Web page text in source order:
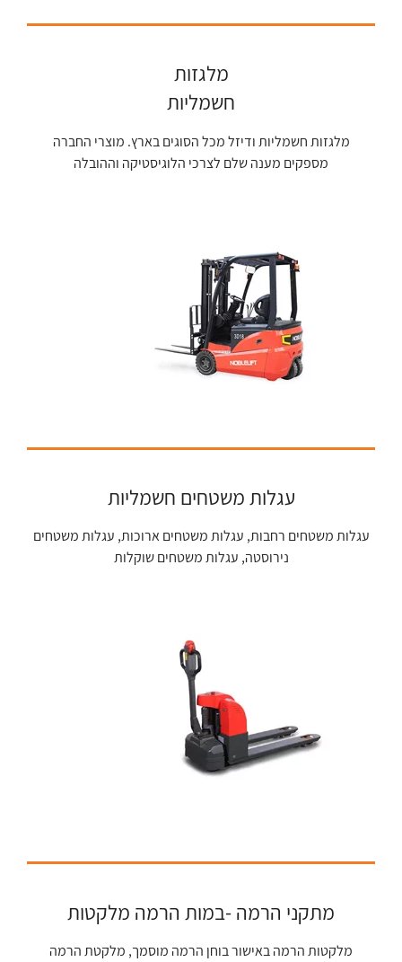
מלגזות
חשמליות
מלגזות חשמליות ודיזל מכל הסוגים בארץ. מוצרי החברה
מספקים מענה שלם לצרכי הלוגיסטיקה וההובלה
עגלות משטחים חשמליות
עגלות משטחים רחבות, עגלות משטחים ארוכות, עגלות משטחים
נירוסטה, עגלות משטחים שוקלות
מתקני הרמה -במות הרמה מלקטות
מלקטות הרמה באישור בוחן הרמה מוסמך, מלקטת הרמה